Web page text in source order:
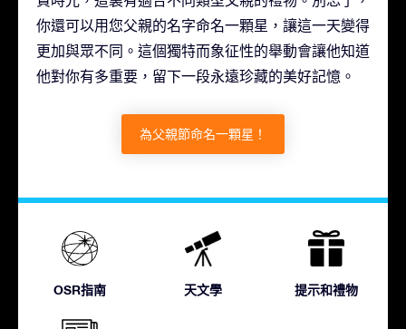
你還可以用您父親的名字命名一顆星，讓這一天變得
更加與眾不同。這個獨特而象征性的舉動會讓他知道
他對你有多重要，留下一段永遠珍藏的美好記憶。
為父親節命名一顆星！
OSR指南 天文學 提示和禮物